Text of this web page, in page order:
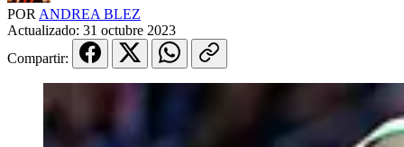
POR ANDREA BLEZ
Actualizado: 31 octubre 2023
Compartir: